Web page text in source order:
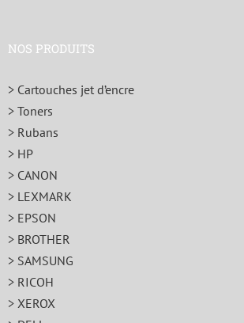
NOS PRODUITS
> Cartouches jet d’encre
> Toners
> Rubans
> HP
> CANON
> LEXMARK
> EPSON
> BROTHER
> SAMSUNG
> RICOH
> XEROX